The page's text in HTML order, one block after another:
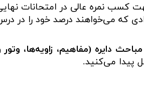
کسب نمره عالی در امتحانات
که می‌خواهند درصد خود را در
دایره (مفاهیم، زاویه‌ها،
پیدا می‌کنید.